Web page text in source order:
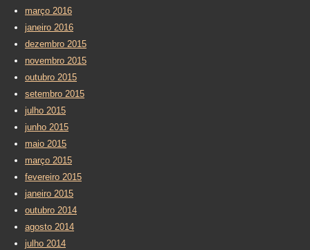
março 2016
janeiro 2016
dezembro 2015
novembro 2015
outubro 2015
setembro 2015
julho 2015
junho 2015
maio 2015
março 2015
fevereiro 2015
janeiro 2015
outubro 2014
agosto 2014
julho 2014